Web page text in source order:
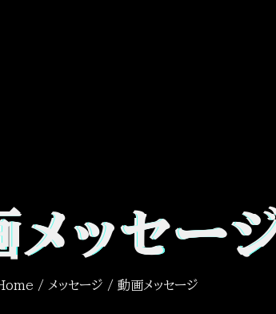
メッセー
/ メッセージ / 動画メッセージ